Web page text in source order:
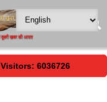
Visitors: 6036726